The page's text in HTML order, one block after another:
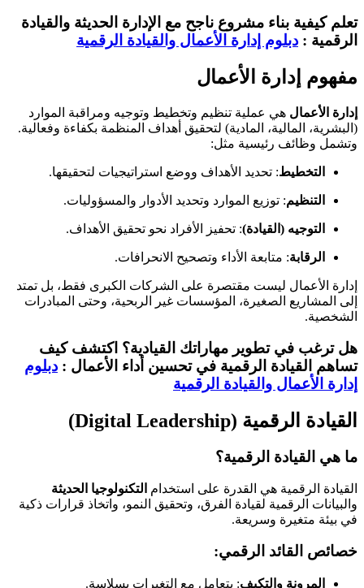
تعلم كيفية بناء مشروع ناجح مع الإدارة الحديثة والقيادة
الرقمية : دبلوم إدارة الأعمال والقيادة الرقمية
مفهوم إدارة الأعمال
إدارة الأعمال هي عملية تنظيم وتخطيط وتوجيه ومراقبة الموارد
(البشرية، المالية، المادية) لتحقيق أهداف المنظمة بكفاءة وفعالية.
وتشمل وظائف رئيسية مثل:
التخطيط: تحديد الأهداف ووضع استراتيجيات لتحقيقها.
التنظيم: توزيع الموارد وتحديد الأدوار والمسؤوليات.
التوجيه (القيادة): تحفيز الأفراد نحو تحقيق الأهداف.
الرقابة: متابعة الأداء وتصحيح الانحرافات.
إدارة الأعمال ليست مقتصرة على الشركات الكبرى فقط، بل تمتد
إلى المشاريع الصغيرة، المؤسسات غير الربحية، وحتى المبادرات
الشخصية.
هل ترغب في تطوير مهاراتك القيادية؟ اكتشف كيف
تساهم القيادة الرقمية في تحسين أداء الأعمال : دبلوم
إدارة الأعمال والقيادة الرقمية
القيادة الرقمية (Digital Leadership)
ما هي القيادة الرقمية؟
القيادة الرقمية هي القدرة على استخدام التكنولوجيا الحديثة
والبيانات الرقمية لقيادة الفرق، وتحقيق النمو، واتخاذ قرارات ذكية
في بيئة متغيرة وسريعة.
خصائص القائد الرقمي:
المرونة والتكيف: يتعامل مع التغيرات بسلاسة.